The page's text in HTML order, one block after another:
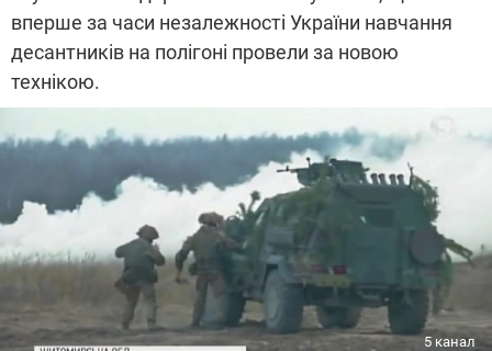
вперше за часи незалежності України навчання
десантників на полігоні провели за новою
технікою.
5 канал